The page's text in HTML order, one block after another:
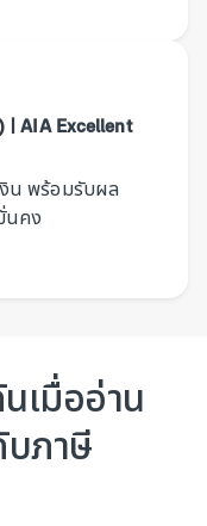
| AIA Excellent
งิน พร้อมรับผล
นคง
เมื่ออ่าน
บภาษี